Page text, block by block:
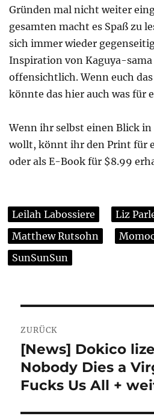
Gründen mal nicht weiter
gesamten macht es Spaß zu
sich immer wieder
Inspiration von Kaguya-
offensichtlich. Wenn euch
könnte das hier auch was für
Wenn ihr selbst einen Blick in
wollt, könnt ihr den Print für
oder als E-Book für $8.99
Leilah Labossiere
Liz
Matthew Rutsohn
SunSunSun
ZURÜCK
Vorheriger
Beitrag:
[News] Dokico
Nobody Dies a
Fucks Us All +